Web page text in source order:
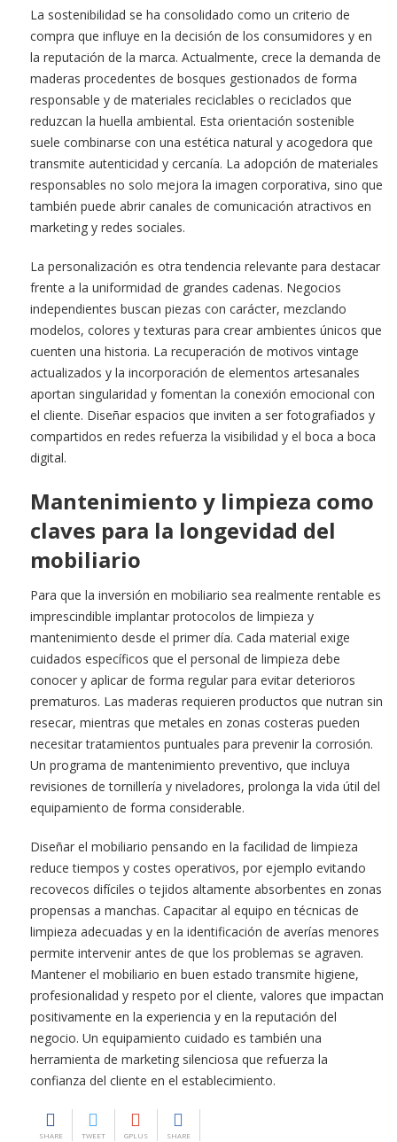
La sostenibilidad se ha consolidado como un criterio de
compra que influye en la decisión de los consumidores y en
la reputación de la marca. Actualmente, crece la demanda de
maderas procedentes de bosques gestionados de forma
responsable y de materiales reciclables o reciclados que
reduzcan la huella ambiental. Esta orientación sostenible
suele combinarse con una estética natural y acogedora que
transmite autenticidad y cercanía. La adopción de materiales
responsables no solo mejora la imagen corporativa, sino que
también puede abrir canales de comunicación atractivos en
marketing y redes sociales.
La personalización es otra tendencia relevante para destacar
frente a la uniformidad de grandes cadenas. Negocios
independientes buscan piezas con carácter, mezclando
modelos, colores y texturas para crear ambientes únicos que
cuenten una historia. La recuperación de motivos vintage
actualizados y la incorporación de elementos artesanales
aportan singularidad y fomentan la conexión emocional con
el cliente. Diseñar espacios que inviten a ser fotografiados y
compartidos en redes refuerza la visibilidad y el boca a boca
digital.
Mantenimiento y limpieza como
claves para la longevidad del
mobiliario
Para que la inversión en mobiliario sea realmente rentable es
imprescindible implantar protocolos de limpieza y
mantenimiento desde el primer día. Cada material exige
cuidados específicos que el personal de limpieza debe
conocer y aplicar de forma regular para evitar deterioros
prematuros. Las maderas requieren productos que nutran sin
resecar, mientras que metales en zonas costeras pueden
necesitar tratamientos puntuales para prevenir la corrosión.
Un programa de mantenimiento preventivo, que incluya
revisiones de tornillería y niveladores, prolonga la vida útil del
equipamiento de forma considerable.
Diseñar el mobiliario pensando en la facilidad de limpieza
reduce tiempos y costes operativos, por ejemplo evitando
recovecos difíciles o tejidos altamente absorbentes en zonas
propensas a manchas. Capacitar al equipo en técnicas de
limpieza adecuadas y en la identificación de averías menores
permite intervenir antes de que los problemas se agraven.
Mantener el mobiliario en buen estado transmite higiene,
profesionalidad y respeto por el cliente, valores que impactan
positivamente en la experiencia y en la reputación del
negocio. Un equipamiento cuidado es también una
herramienta de marketing silenciosa que refuerza la
confianza del cliente en el establecimiento.
SHARE TWEET GPLUS SHARE